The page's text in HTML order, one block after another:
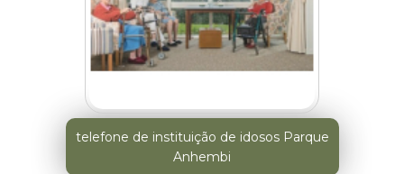
telefone de instituição de idosos Parque
Anhembi